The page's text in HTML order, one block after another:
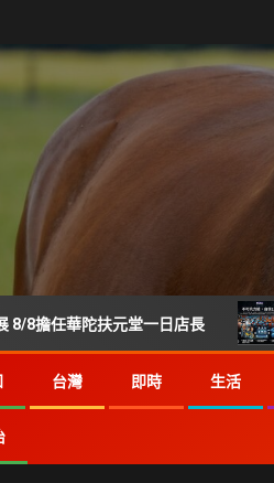
扶元堂一日店長
台灣 即時 生活